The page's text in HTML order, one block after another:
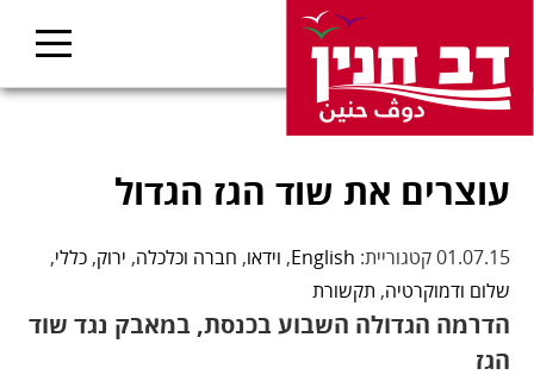
עוצרים את שוד הגז הגדול
01.07.15 קטגוריית: English
, וידאו, חברה וכלכלה, ירוק, כללי,
שלום ודמוקרטיה, תקשורת
הדרמה הגדולה השבוע בכנסת, במאבק נגד שוד
הגז